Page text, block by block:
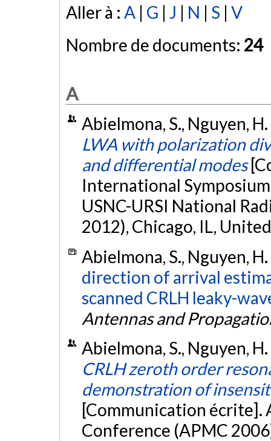
Aller à : A | G | J | N | S | V
Nombre de documents: 24
A
Abielmona, S., Nguyen,
LWA with polarization
and differential modes
International
USNC-URSI National
2012), Chicago, IL,
Abielmona, S., Nguyen,
direction of arrival
scanned CRLH leaky-
Antennas and
Abielmona, S., Nguyen,
CRLH zeroth order
demonstration of
[Communication écrite].
Conference (APMC